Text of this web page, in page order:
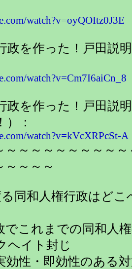
watch?v=oyQOItz0J3E
を作った！戸田説
watch?v=Cm7I6aiCn_8
を作った！戸田説
：
watch?v=kVcXRPcSt-A
～～～～～～～～～
～～～～
同和人権行政はどこ
これまでの同和人
ヘイト封じ
・即効性のある対